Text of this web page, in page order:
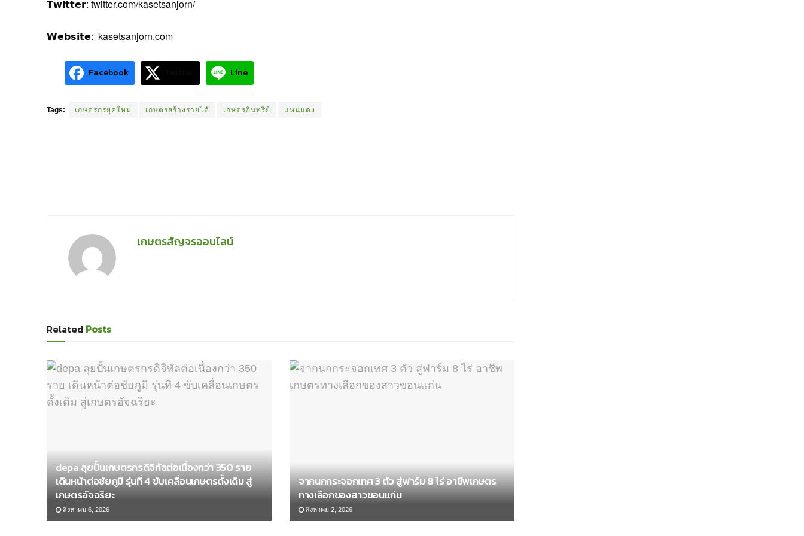
𝗧𝘄𝗶𝘁𝘁𝗲𝗿: twitter.com/kasetsanjorn/
𝗪𝗲𝗯𝘀𝗶𝘁𝗲: kasetsanjorn.com
Facebook Line
Tags: เกษตรกรยุคใหม่ เกษตรสร้างรายได้ เกษตรอินทรีย์ แหนแดง
เกษตรสัญจรออนไลน์
Related Posts
depa ลุยปั้นเกษตรกรดิจิทัลต่อเนื่องกว่า 350 ราย
เดินหน้าต่อชัยภูมิ รุ่นที่ 4 ขับเคลื่อนเกษตรดั้งเดิม สู่
เกษตรอัจฉริยะ
สิงหาคม 6, 2026
จากนกกระจอกเทศ 3 ตัว สู่ฟาร์ม 8 ไร่ อาชีพเกษตร
ทางเลือกของสาวขอนแก่น
สิงหาคม 2, 2026